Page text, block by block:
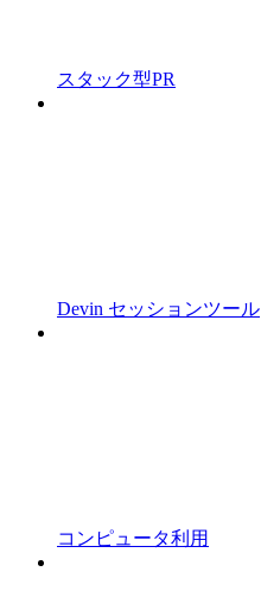
スタック型PR
Devin セッションツール
コンピュータ利用